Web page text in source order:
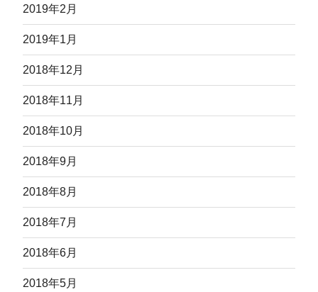
2019年2月
2019年1月
2018年12月
2018年11月
2018年10月
2018年9月
2018年8月
2018年7月
2018年6月
2018年5月